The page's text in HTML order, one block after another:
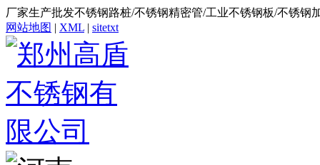
厂家生产批发不锈钢路桩/不锈钢精密管/工业不锈钢板/不锈钢
网站地图 | XML | sitetxt